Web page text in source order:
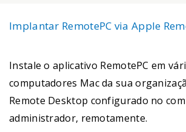
Implantar RemotePC via Apple
Instale o aplicativo RemotePC em
computadores Mac da sua
Remote Desktop configurado no
administrador, remotamente.